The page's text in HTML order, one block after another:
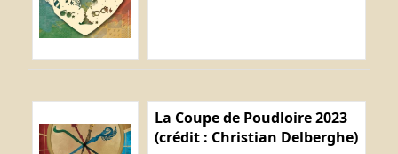
La Coupe de Poudloire 2023
(crédit : Christian Delberghe)